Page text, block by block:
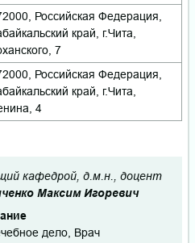
Российская Федерация,
край, г.Чита,
7
Российская Федерация,
край, г.Чита,
4
кафедрой, д.м.н., доцент
Максим Игоревич
дело, Врач